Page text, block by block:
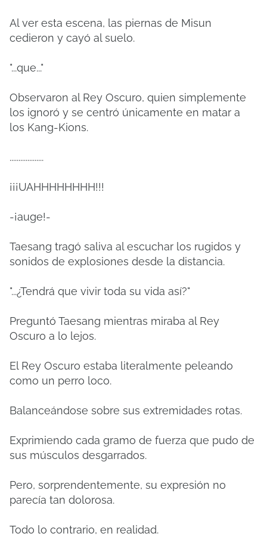
Al ver esta escena, las piernas de Misun
cedieron y cayó al suelo.
"...que..."
Observaron al Rey Oscuro, quien simplemente
los ignoró y se centró únicamente en matar a
los Kang-Kions.
...................
¡¡¡UAHHHHHHHH!!!
-¡auge!-
Taesang tragó saliva al escuchar los rugidos y
sonidos de explosiones desde la distancia.
"...¿Tendrá que vivir toda su vida así?"
Preguntó Taesang mientras miraba al Rey
Oscuro a lo lejos.
El Rey Oscuro estaba literalmente peleando
como un perro loco.
Balanceándose sobre sus extremidades rotas.
Exprimiendo cada gramo de fuerza que pudo de
sus músculos desgarrados.
Pero, sorprendentemente, su expresión no
parecía tan dolorosa.
Todo lo contrario, en realidad.